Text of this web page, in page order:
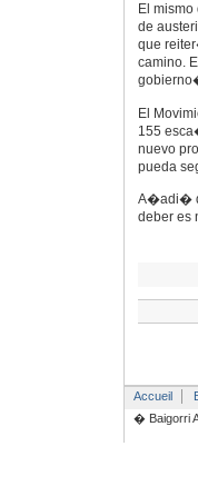
El
de
que
camino.
El
155
nuevo
pueda
A�adi�
deber es
Accueil
� Baigorri